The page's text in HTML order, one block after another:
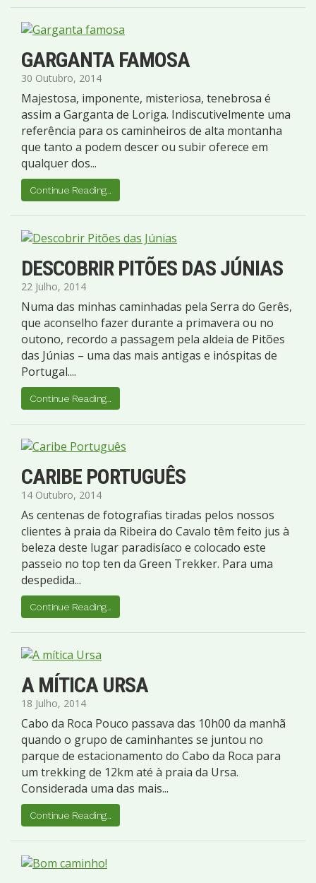
GARGANTA FAMOSA
30 Outubro, 2014
Majestosa, imponente, misteriosa, tenebrosa é
assim a Garganta de Loriga. Indiscutivelmente uma
referência para os caminheiros de alta montanha
que tanto a podem descer ou subir oferece em
qualquer dos...
Continue Reading...
DESCOBRIR PITÕES DAS JÚNIAS
22 Julho, 2014
Numa das minhas caminhadas pela Serra do Gerês,
que aconselho fazer durante a primavera ou no
outono, recordo a passagem pela aldeia de Pitões
das Júnias – uma das mais antigas e inóspitas de
Portugal....
Continue Reading...
CARIBE PORTUGUÊS
14 Outubro, 2014
As centenas de fotografias tiradas pelos nossos
clientes à praia da Ribeira do Cavalo têm feito jus à
beleza deste lugar paradisíaco e colocado este
passeio no top ten da Green Trekker. Para uma
despedida...
Continue Reading...
A MÍTICA URSA
18 Julho, 2014
Cabo da Roca Pouco passava das 10h00 da manhã
quando o grupo de caminhantes se juntou no
parque de estacionamento do Cabo da Roca para
um trekking de 12km até à praia da Ursa.
Considerada uma das mais...
Continue Reading...